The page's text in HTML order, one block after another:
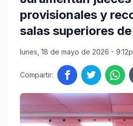
provisionales y
salas superiores
lunes, 18 de mayo de 2026 -
Compartir: